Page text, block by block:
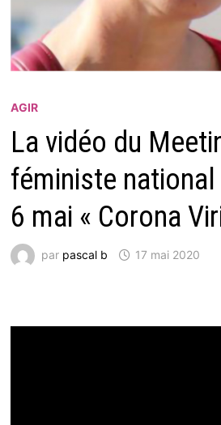
AGIR
La vidéo du
féministe national
6 mai « Corona
par pascal b 17 mai 2020